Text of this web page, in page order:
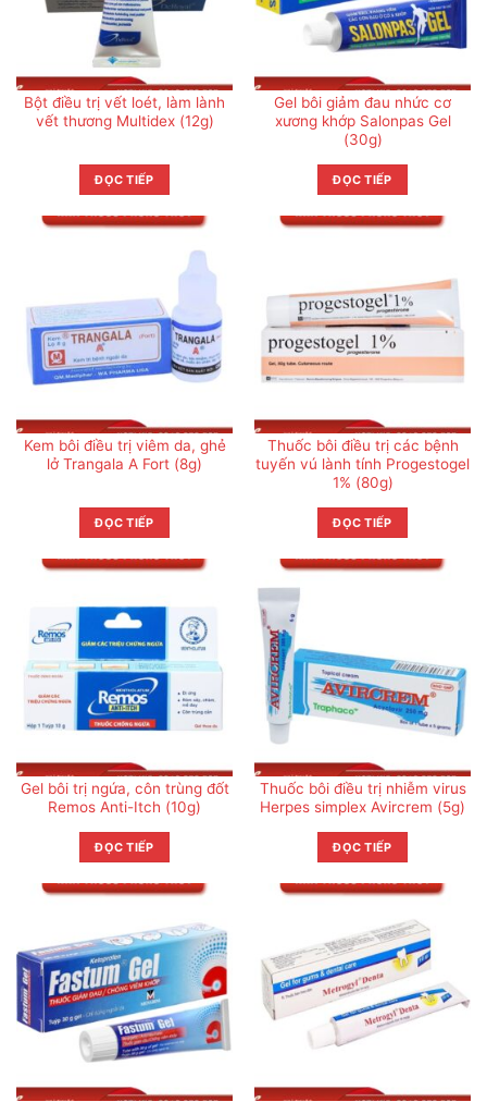
Bột điều trị vết loét, làm lành
vết thương Multidex (12g)
ĐỌC TIẾP
Gel bôi giảm đau nhức cơ
xương khớp Salonpas Gel
(30g)
ĐỌC TIẾP
Kem bôi điều trị viêm da, ghẻ
lở Trangala A Fort (8g)
ĐỌC TIẾP
Thuốc bôi điều trị các bệnh
tuyến vú lành tính Progestogel
1% (80g)
ĐỌC TIẾP
Gel bôi trị ngứa, côn trùng đốt
Remos Anti-Itch (10g)
ĐỌC TIẾP
Thuốc bôi điều trị nhiễm virus
Herpes simplex Avircrem (5g)
ĐỌC TIẾP